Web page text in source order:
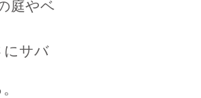
庭やベ
にサバ